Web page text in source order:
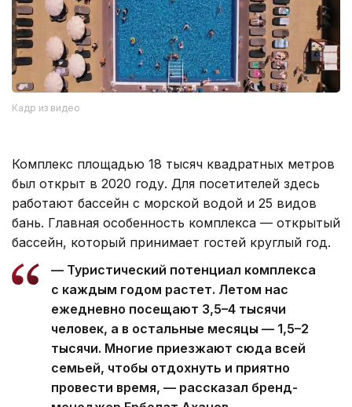
Кадр из видео
Комплекс площадью 18 тысяч квадратных метров
был открыт в 2020 году. Для посетителей здесь
работают бассейн с морской водой и 25 видов
бань. Главная особенность комплекса — открытый
бассейн, который принимает гостей круглый год.
— Туристический потенциал комплекса
с каждым годом растет. Летом нас
ежедневно посещают 3,5–4 тысячи
человек, а в остальные месяцы — 1,5–2
тысячи. Многие приезжают сюда всей
семьей, чтобы отдохнуть и приятно
провести время, — рассказал бренд-